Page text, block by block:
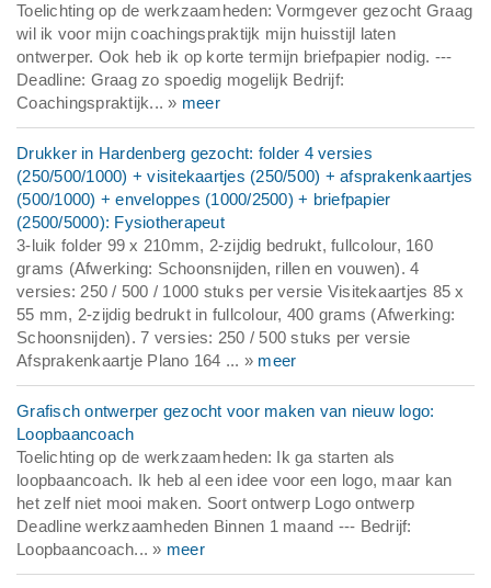
Toelichting op de werkzaamheden: Vormgever gezocht Graag
wil ik voor mijn coachingspraktijk mijn huisstijl laten
ontwerper. Ook heb ik op korte termijn briefpapier nodig. ---
Deadline: Graag zo spoedig mogelijk Bedrijf:
Coachingspraktijk... » meer
Drukker in Hardenberg gezocht: folder 4 versies
(250/500/1000) + visitekaartjes (250/500) + afsprakenkaartjes
(500/1000) + enveloppes (1000/2500) + briefpapier
(2500/5000): Fysiotherapeut
3-luik folder 99 x 210mm, 2-zijdig bedrukt, fullcolour, 160
grams (Afwerking: Schoonsnijden, rillen en vouwen). 4
versies: 250 / 500 / 1000 stuks per versie Visitekaartjes 85 x
55 mm, 2-zijdig bedrukt in fullcolour, 400 grams (Afwerking:
Schoonsnijden). 7 versies: 250 / 500 stuks per versie
Afsprakenkaartje Plano 164 ... » meer
Grafisch ontwerper gezocht voor maken van nieuw logo:
Loopbaancoach
Toelichting op de werkzaamheden: Ik ga starten als
loopbaancoach. Ik heb al een idee voor een logo, maar kan
het zelf niet mooi maken. Soort ontwerp Logo ontwerp
Deadline werkzaamheden Binnen 1 maand --- Bedrijf:
Loopbaancoach... » meer